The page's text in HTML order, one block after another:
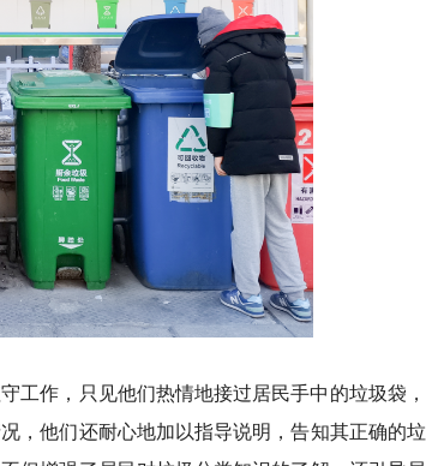
工作，只见他们热情地接过居民手中的垃圾袋
，他们还耐心地加以指导说明，告知其正确的